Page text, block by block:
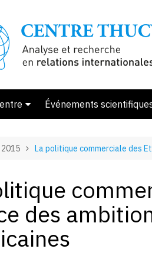
et associés
de stage
Événements
2015 La politique commerciale des
des